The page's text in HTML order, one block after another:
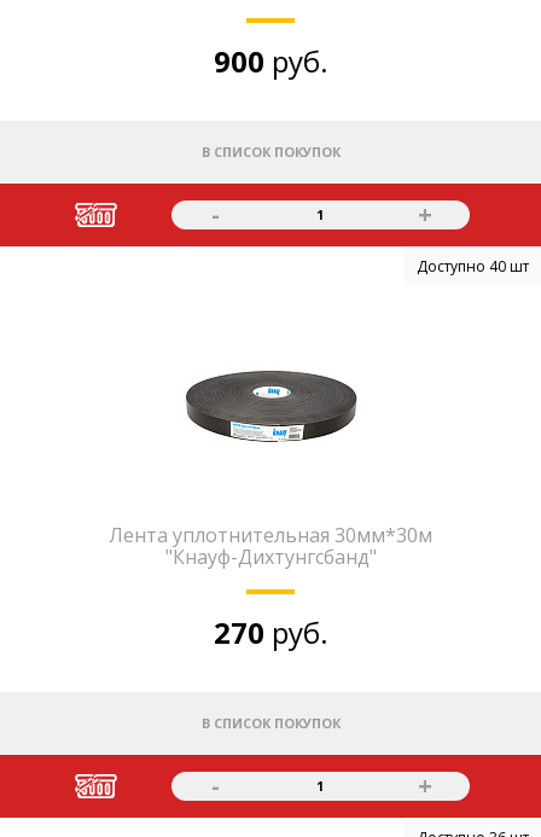
900 руб.
В СПИСОК ПОКУПОК
- 1 +
Доступно 40 шт
Лента уплотнительная 30мм*30м
"Кнауф-Дихтунгсбанд"
270 руб.
В СПИСОК ПОКУПОК
- 1 +